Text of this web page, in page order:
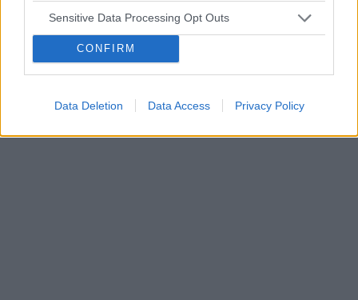
Sensitive Data Processing Opt Outs
CONFIRM
Data Deletion Data Access Privacy Policy